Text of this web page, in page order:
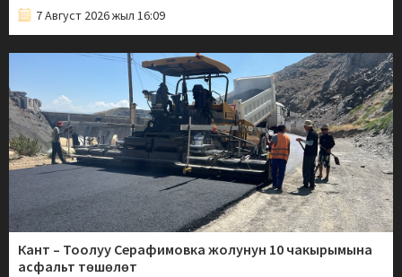
7 Август 2026 жыл 16:09
Кант – Тоолуу Серафимовка жолунун 10 чакырымына
асфальт төшөлөт